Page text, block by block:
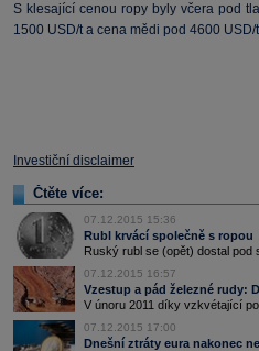
S klesající cenou ropy byly včera pod
1500 USD/t a cena mědi pod 4600 USD/
Investiční disclaimer
Čtěte více:
07.12.2015 15:36
Rubl krvácí společně s ropou
Ruský rubl se (opět) dostal pod
07.12.2015 16:57
Vzestup a pád železné rudy:
V únoru 2011 díky vzkvétající
07.12.2015 17:00
Dnešní ztráty eura nakonec